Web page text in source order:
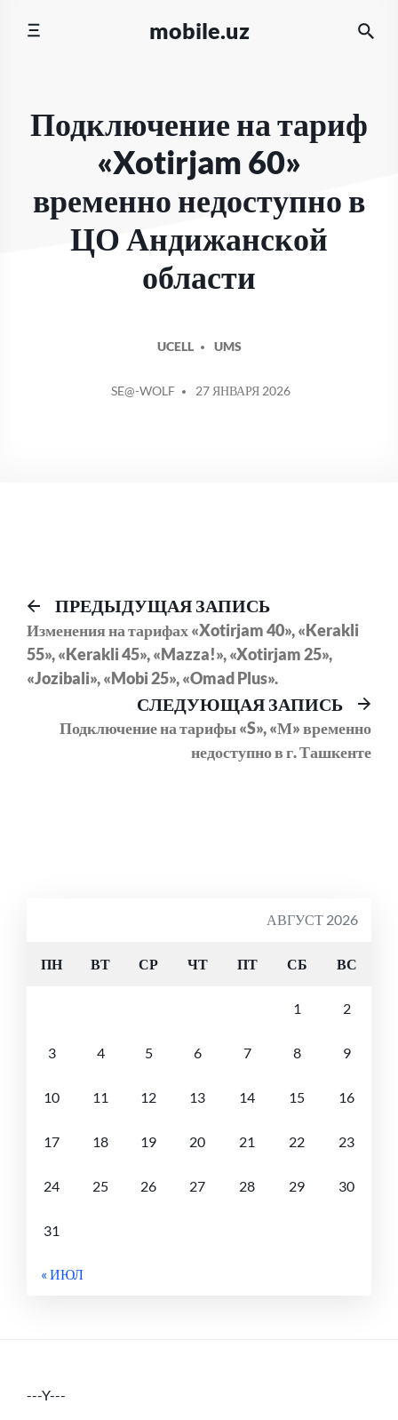
mobile.uz
Подключение на тариф
«Xotirjam 60»
временно недоступно в
ЦО Андижанской
области
UCELL UMS
ОТ
SE@-WOLF 27 ЯНВАРЯ 2026
Навигация
по
записям
ПРЕДЫДУЩАЯ ЗАПИСЬПредыдущий
пост:
Изменения на тарифах «Xotirjam 40», «Kerakli
55», «Kerakli 45», «Mazza!», «Xotirjam 25»,
«Jozibali», «Mobi 25», «Omad Plus».
СЛЕДУЮЩАЯ ЗАПИСЬ
Подключение на тарифы «S», «М» временно
недоступно в г. Ташкенте
АВГУСТ 2026
ПН ВТ СР ЧТ ПТ СБ ВС
1 2
3 4 5 6 7 8 9
10 11 12 13 14 15 16
17 18 19 20 21 22 23
24 25 26 27 28 29 30
31
« ИЮЛ
---Y---